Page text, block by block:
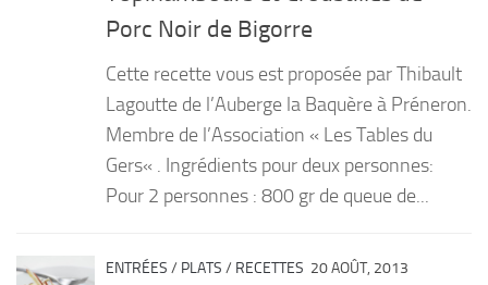
Porc Noir de Bigorre
Cette recette vous est proposée par Thibault
Lagoutte de l’Auberge la Baquère à Préneron.
Membre de l’Association « Les Tables du
Gers« . Ingrédients pour deux personnes:
Pour 2 personnes : 800 gr de queue de...
ENTRÉES / PLATS / RECETTES 20 AOÛT, 2013